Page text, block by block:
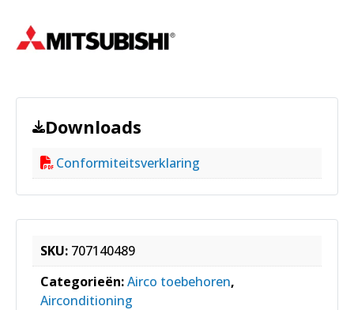
Downloads
Conformiteitsverklaring
SKU: 707140489
Categorieën:Airco toebehoren,
Airconditioning